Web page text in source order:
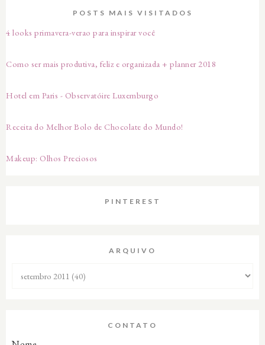
POSTS MAIS VISITADOS
4 looks primavera-verao para inspirar você
Como ser mais produtiva, feliz e organizada + planner 2018
Hotel em Paris - Observatóire Luxemburgo
Receita do Melhor Bolo de Chocolate do Mundo!
Makeup: Olhos Preciosos
PINTEREST
ARQUIVO
CONTATO